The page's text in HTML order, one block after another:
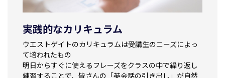
実践的なカリキュラム
ウエストゲイトのカリキュラムは受講生のニーズによっ
て培われたもの
明日からすぐに使えるフレーズをクラスの中で繰り返し
練習することで、 皆さんの「英会話の引き出し」が自然